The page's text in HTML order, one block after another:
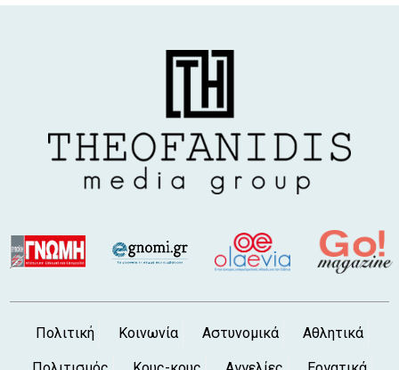
Πολιτική Κοινωνία Αστυνομικά Αθλητικά